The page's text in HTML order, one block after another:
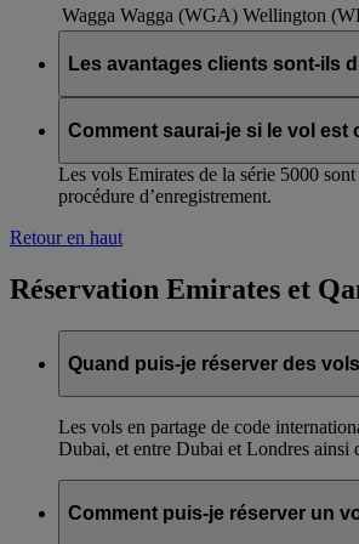
Wagga Wagga (WGA) Wellington
Les avantages clients sont-ils
fidélité. Nous continuons à travailler
Comment saurai-je si le vol est
Les vols Emirates de la série 5000
procédure d’enregistrement.
Retour en haut
Réservation Emirates et
Quand puis-je réserver des
Les vols en partage de code
Dubai, et entre Dubai et Londres ainsi
Comment puis-je réserver un